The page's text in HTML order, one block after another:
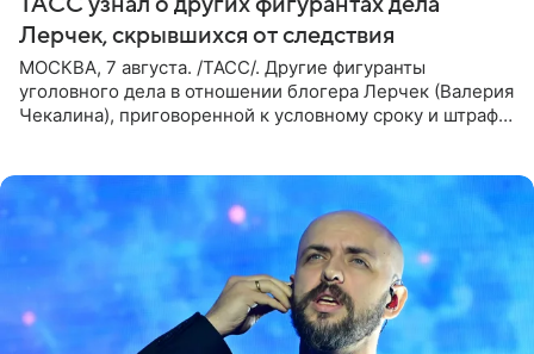
Лерчек, скрывшихся от следствия
МОСКВА, 7 августа. /ТАСС/. Другие фигуранты
уголовного дела в отношении блогера Лерчек (Валерия
Чекалина), приговоренной к условному сроку и штрафу,